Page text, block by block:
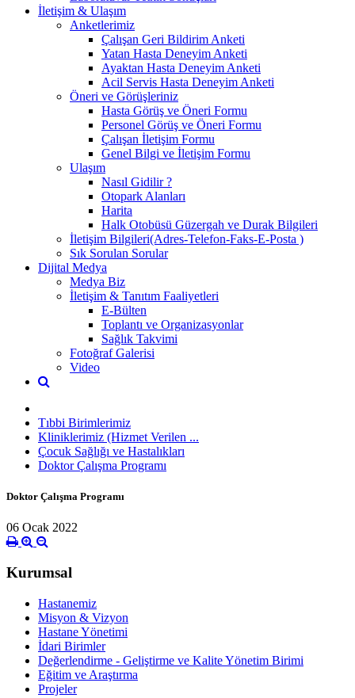
İletişim & Ulaşım
Anketlerimiz
Çalışan Geri Bildirim Anketi
Yatan Hasta Deneyim Anketi
Ayaktan Hasta Deneyim Anketi
Acil Servis Hasta Deneyim Anketi
Öneri ve Görüşleriniz
Hasta Görüş ve Öneri Formu
Personel Görüş ve Öneri Formu
Çalışan İletişim Formu
Genel Bilgi ve İletişim Formu
Ulaşım
Nasıl Gidilir ?
Otopark Alanları
Harita
Halk Otobüsü Güzergah ve Durak Bilgileri
İletişim Bilgileri(Adres-Telefon-Faks-E-Posta )
Sık Sorulan Sorular
Dijital Medya
Medya Biz
İletişim & Tanıtım Faaliyetleri
E-Bülten
Toplantı ve Organizasyonlar
Sağlık Takvimi
Fotoğraf Galerisi
Video
Tıbbi Birimlerimiz
Kliniklerimiz (Hizmet Verilen ...
Çocuk Sağlığı ve Hastalıkları
Doktor Çalışma Programı
Doktor Çalışma Programı
06 Ocak 2022
Kurumsal
Hastanemiz
Misyon & Vizyon
Hastane Yönetimi
İdari Birimler
Değerlendirme - Geliştirme ve Kalite Yönetim Birimi
Eğitim ve Araştırma
Projeler